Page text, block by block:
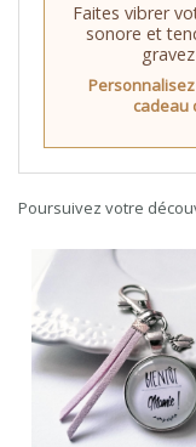
Faites vibrer
sonore et
cadeau
Poursuivez votre